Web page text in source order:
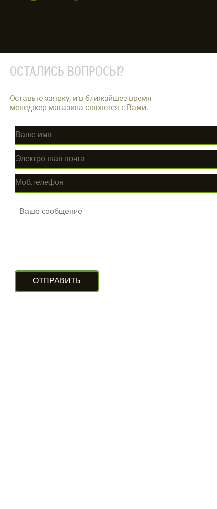
ОСТАЛИСЬ ВОПРОСЫ?
Оставьте заявку, и в ближайшее время
менеджер магазина свяжется с Вами.